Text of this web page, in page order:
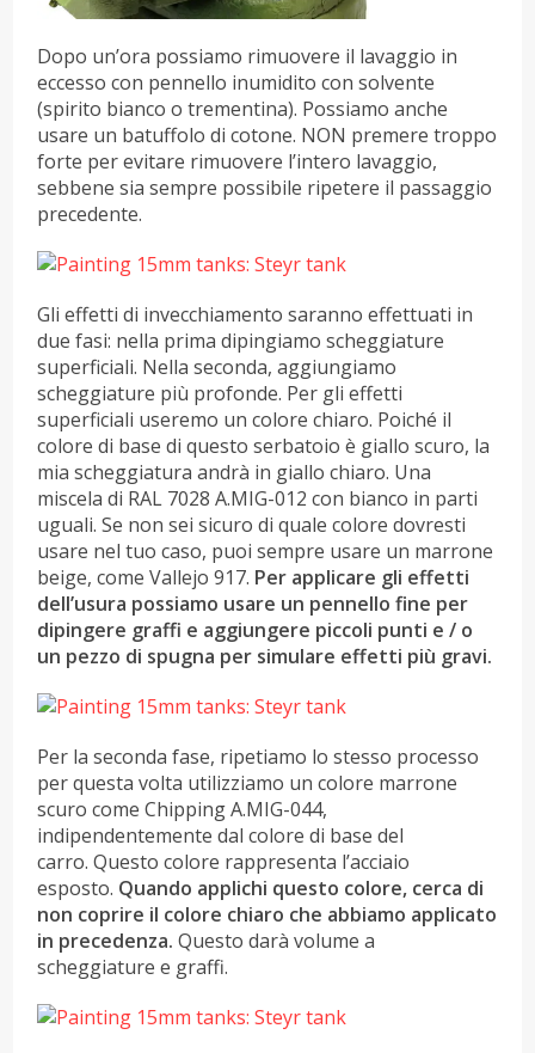
Dopo un’ora possiamo rimuovere il lavaggio in
eccesso con pennello inumidito con solvente
(spirito bianco o trementina). Possiamo anche
usare un batuffolo di cotone. NON premere troppo
forte per evitare rimuovere l’intero lavaggio,
sebbene sia sempre possibile ripetere il passaggio
precedente.
Gli effetti di invecchiamento saranno effettuati in
due fasi: nella prima dipingiamo scheggiature
superficiali. Nella seconda, aggiungiamo
scheggiature più profonde. Per gli effetti
superficiali useremo un colore chiaro. Poiché il
colore di base di questo serbatoio è giallo scuro, la
mia scheggiatura andrà in giallo chiaro. Una
miscela di RAL 7028 A.MIG-012 con bianco in parti
uguali. Se non sei sicuro di quale colore dovresti
usare nel tuo caso, puoi sempre usare un marrone
beige, come Vallejo 917. Per applicare gli effetti
dell’usura possiamo usare un pennello fine per
dipingere graffi e aggiungere piccoli punti e / o
un pezzo di spugna per simulare effetti più gravi.
Per la seconda fase, ripetiamo lo stesso processo
per questa volta utilizziamo un colore marrone
scuro come Chipping A.MIG-044,
indipendentemente dal colore di base del
carro. Questo colore rappresenta l’acciaio
esposto. Quando applichi questo colore, cerca di
non coprire il colore chiaro che abbiamo applicato
in precedenza.Questo darà volume a
scheggiature e graffi.